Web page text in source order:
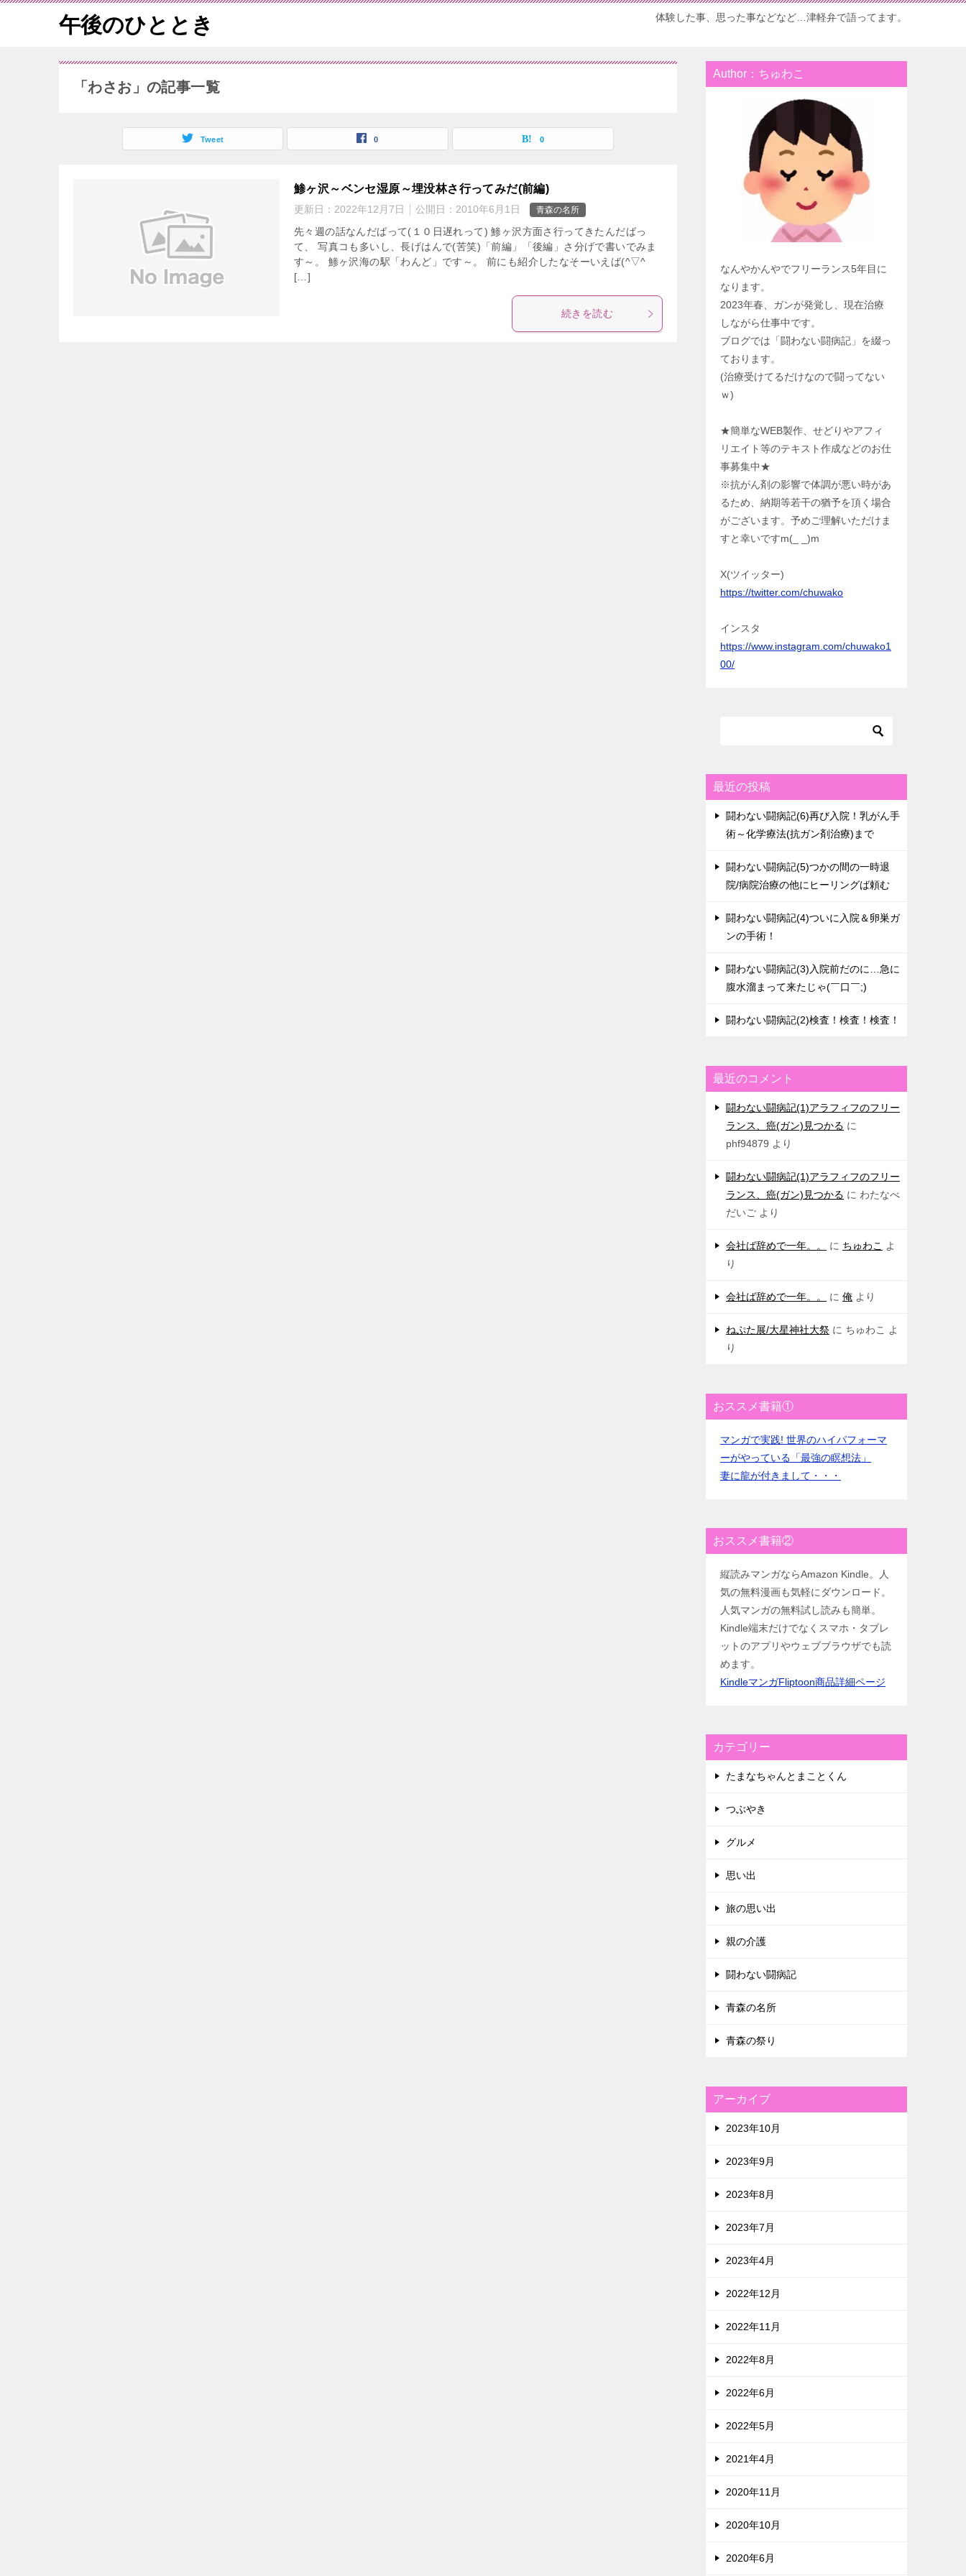
午後のひととき 体験した事、思った事などなど…津軽弁で語ってます。
「わさお」の記事一覧
Tweet 0 0
鯵ヶ沢～ベンセ湿原～埋没林さ行ってみだ(前編)
更新日： 2022年12月7日 公開日： 2010年6月1日 青森の名所
先々週の話なんだばって(１０日遅れって) 鯵ヶ沢方面さ行ってきたんだばっ
て、 写真コも多いし、長げはんで(苦笑)「前編」「後編」さ分げで書いでみま
す～。 鯵ヶ沢海の駅「わんど」です～。 前にも紹介したなそーいえば(^▽^
[…]
続きを読む
Author：ちゅわこ
なんやかんやでフリーランス5年目に
なります。
2023年春、ガンが発覚し、現在治療
しながら仕事中です。
ブログでは「闘わない闘病記」を綴っ
ております。
(治療受けてるだけなので闘ってない
ｗ)
★簡単なWEB製作、せどりやアフィ
リエイト等のテキスト作成などのお仕
事募集中★
※抗がん剤の影響で体調が悪い時があ
るため、納期等若干の猶予を頂く場合
がございます。予めご理解いただけま
すと幸いですm(_ _)m
X(ツイッター)
https://twitter.com/chuwako
インスタ
https://www.instagram.com/chuwako1
00/
最近の投稿
闘わない闘病記(6)再び入院！乳がん手
術～化学療法(抗ガン剤治療)まで
闘わない闘病記(5)つかの間の一時退
院/病院治療の他にヒーリングば頼む
闘わない闘病記(4)ついに入院＆卵巣ガ
ンの手術！
闘わない闘病記(3)入院前だのに…急に
腹水溜まって来たじゃ(￣口￣;)
闘わない闘病記(2)検査！検査！検査！
最近のコメント
闘わない闘病記(1)アラフィフのフリー
ランス、癌(ガン)見つかる に
phf94879 より
闘わない闘病記(1)アラフィフのフリー
ランス、癌(ガン)見つかる に わたなべ
だいご より
会社ば辞めで一年。。 に ちゅわこ
よ
り
会社ば辞めで一年。。 に 俺 より
ねぷた展/大星神社大祭 に ちゅわこ
よ
り
おススメ書籍①
マンガで実践! 世界のハイパフォーマ
ーがやっている「最強の瞑想法」
妻に龍が付きまして・・・
おススメ書籍②
縦読みマンガならAmazon Kindle。人
気の無料漫画も気軽にダウンロード。
人気マンガの無料試し読みも簡単。
Kindle端末だけでなくスマホ・タブレ
ットのアプリやウェブブラウザでも読
めます。
KindleマンガFliptoon商品詳細ページ
カテゴリー
たまなちゃんとまことくん
つぶやき
グルメ
思い出
旅の思い出
親の介護
闘わない闘病記
青森の名所
青森の祭り
アーカイブ
2023年10月
2023年9月
2023年8月
2023年7月
2023年4月
2022年12月
2022年11月
2022年8月
2022年6月
2022年5月
2021年4月
2020年11月
2020年10月
2020年6月